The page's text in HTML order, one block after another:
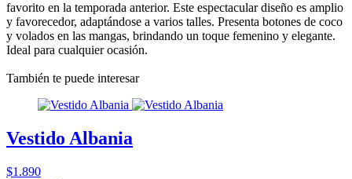
favorito en la temporada anterior. Este espectacular diseño es amplio
y favorecedor, adaptándose a varios talles. Presenta botones de coco
y volados en las mangas, brindando un toque femenino y elegante.
Ideal para cualquier ocasión.
También te puede interesar
Vestido Albania
$1.890